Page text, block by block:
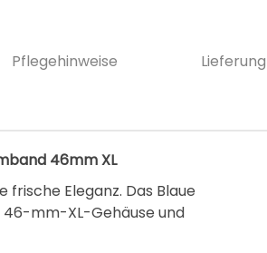
Pflegehinweise Lieferung
46mm XL
frische Eleganz. Das Blaue
mm-XL-Gehäuse und